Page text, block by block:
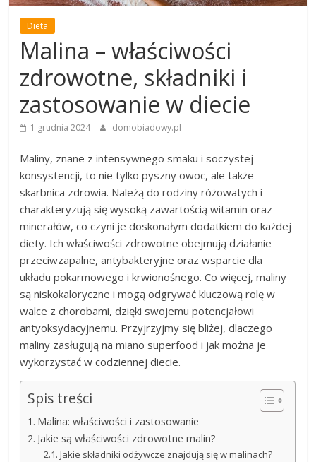
Dieta
Malina – właściwości
zdrowotne, składniki i
zastosowanie w diecie
1 grudnia 2024 domobiadowy.pl
Maliny, znane z intensywnego smaku i soczystej
konsystencji, to nie tylko pyszny owoc, ale także
skarbnica zdrowia. Należą do rodziny różowatych i
charakteryzują się wysoką zawartością witamin oraz
minerałów, co czyni je doskonałym dodatkiem do każdej
diety. Ich właściwości zdrowotne obejmują działanie
przeciwzapalne, antybakteryjne oraz wsparcie dla
układu pokarmowego i krwionośnego. Co więcej, maliny
są niskokaloryczne i mogą odgrywać kluczową rolę w
walce z chorobami, dzięki swojemu potencjałowi
antyoksydacyjnemu. Przyjrzyjmy się bliżej, dlaczego
maliny zasługują na miano superfood i jak można je
wykorzystać w codziennej diecie.
Spis treści
Malina: właściwości i zastosowanie
Jakie są właściwości zdrowotne malin?
Jakie składniki odżywcze znajdują się w malinach?